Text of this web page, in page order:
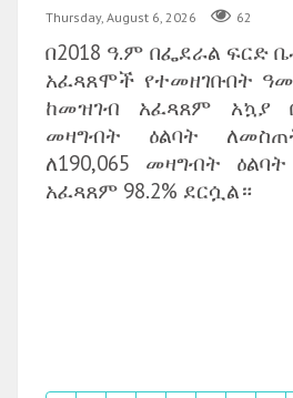
Thursday, August 6, 2026 62
በ2018 ዓ.ም በፌደራል ፍርድ
አፈጻጸሞች የተመዘገቡበት
ከመዝገብ አፈጻጸም አኳያ
መዛግብት ዕልባት
ለ190,065 መዛግብት
አፈጻጸም 98.2% ደርሷል።